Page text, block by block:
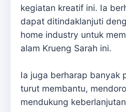
kegiatan kreatif ini. Ia
dapat ditindaklanjuti
home industry untuk
alam Krueng Sarah ini.
Ia juga berharap banyak
turut membantu,
mendukung